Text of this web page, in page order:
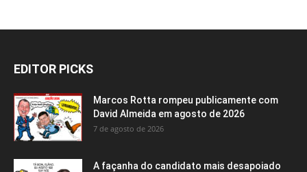
EDITOR PICKS
Marcos Rotta rompeu publicamente com
David Almeida em agosto de 2026
7 de agosto de 2026
A façanha do candidato mais desapoiado